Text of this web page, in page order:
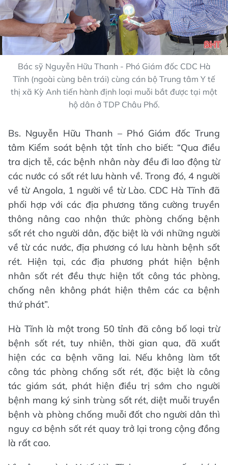
Bác sỹ Nguyễn Hữu Thanh - Phó Giám đốc CDC Hà
Tĩnh (ngoài cùng bên trái) cùng cán bộ Trung tâm Y tế
thị xã Kỳ Anh tiến hành định loại muỗi bắt được tại một
hộ dân ở TDP Châu Phố.
Bs. Nguyễn Hữu Thanh – Phó Giám đốc Trung
tâm Kiểm soát bệnh tật tỉnh cho biết: “Qua điều
tra dịch tễ, các bệnh nhân này đều đi lao động từ
các nước có sốt rét lưu hành về. Trong đó, 4 người
về từ Angola, 1 người về từ Lào. CDC Hà Tĩnh đã
phối hợp với các địa phương tăng cường truyền
thông nâng cao nhận thức phòng chống bệnh
sốt rét cho người dân, đặc biệt là với những người
về từ các nước, địa phương có lưu hành bệnh sốt
rét. Hiện tại, các địa phương phát hiện bệnh
nhân sốt rét đều thực hiện tốt công tác phòng,
chống nên không phát hiện thêm các ca bệnh
thứ phát”.
Hà Tĩnh là một trong 50 tỉnh đã công bố loại trừ
bệnh sốt rét, tuy nhiên, thời gian qua, đã xuất
hiện các ca bệnh vãng lai. Nếu không làm tốt
công tác phòng chống sốt rét, đặc biệt là công
tác giám sát, phát hiện điều trị sớm cho người
bệnh mang ký sinh trùng sốt rét, diệt muỗi truyền
bệnh và phòng chống muỗi đốt cho người dân thì
nguy cơ bệnh sốt rét quay trở lại trong cộng đồng
là rất cao.